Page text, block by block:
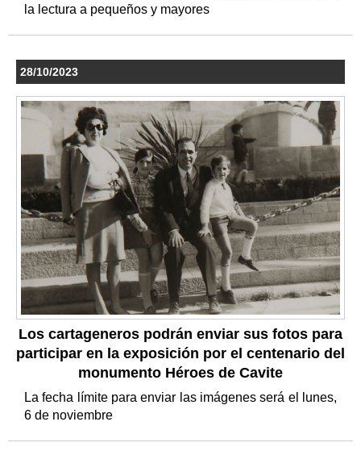
la lectura a pequeños y mayores
28/10/2023
Los cartageneros podrán enviar sus fotos para
participar en la exposición por el centenario del
monumento Héroes de Cavite
La fecha límite para enviar las imágenes será el lunes,
6 de noviembre